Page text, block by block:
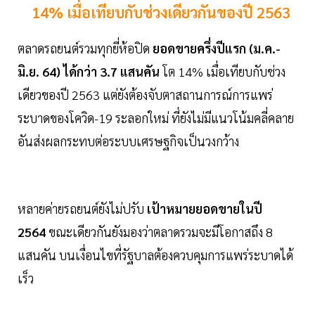
14% เมื่อเทียบกับช่วงเดียวกันของปี 2563
ตลาดรถยนต์รวมทุกยี่ห้อปิด ยอดขายครึ่งปีแรก (ม.ค.-
มิ.ย. 64) ได้กว่า 3.7 แสนคันโต 14% เมื่อเทียบกับช่วง
เดียวของปี 2563 แต่ยังต้องจับตาสถานการณ์การแพร่
ระบาดของโควิด-19 ระลอกใหม่ ที่ยังไม่มีแนวโน้มคลี่คลาย
อันส่งผลกระทบต่อระบบเศรษฐกิจเป็นวงกว้าง
หลายค่ายรถยนต์ยังไม่ปรับ เป้าหมายยอดขายในปี
2564ขณะเดียวกันยังมองว่าตลาดรวมจะมีโอกาสถึง 8
แสนคัน บนเงื่อนไขที่รัฐบาลต้องควบคุมการแพร่ระบาดได้
เร็ว